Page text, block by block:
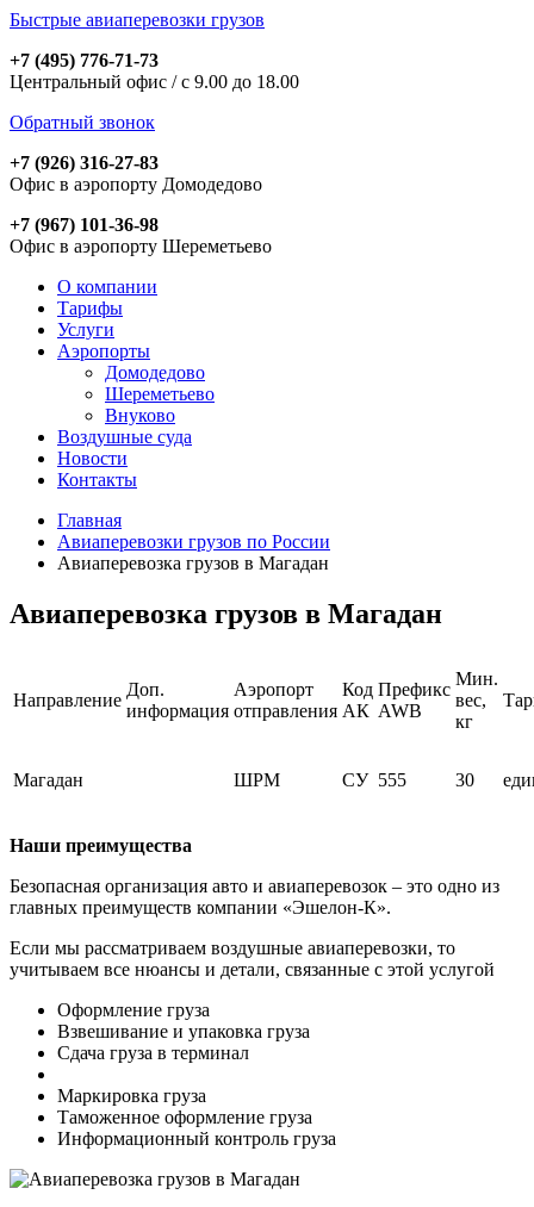
Быстрые авиаперевозки грузов
+7 (495) 776-71-73
Центральный офис / с 9.00 до 18.00
Обратный звонок
+7 (926) 316-27-83
Офис в аэропорту Домодедово
+7 (967) 101-36-98
Офис в аэропорту Шереметьево
О компании
Тарифы
Услуги
Аэропорты
Домодедово
Шереметьево
Внуково
Воздушные суда
Новости
Контакты
Главная
Авиаперевозки грузов по России
Авиаперевозка грузов в Магадан
Авиаперевозка грузов в Магадан
Направление
Доп.
информация
Аэропорт
отправления
Код
АК
Префикс
AWB
Мин.
вес,
кг
Магадан ШРМ СУ 555 30
Наши преимущества
Безопасная организация авто и авиаперевозок – это одно из
главных преимуществ компании «Эшелон-К».
Если мы рассматриваем воздушные авиаперевозки, то
учитываем все нюансы и детали, связанные с этой услугой
Оформление груза
Взвешивание и упаковка груза
Сдача груза в терминал
Маркировка груза
Таможенное оформление груза
Информационный контроль груза